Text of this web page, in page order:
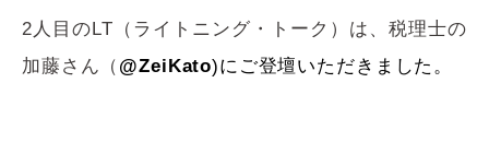
2人目のLT（ライトニング・トーク）は、税理士の
加藤 さん（ @ZeiKato)にご登壇いただきました。